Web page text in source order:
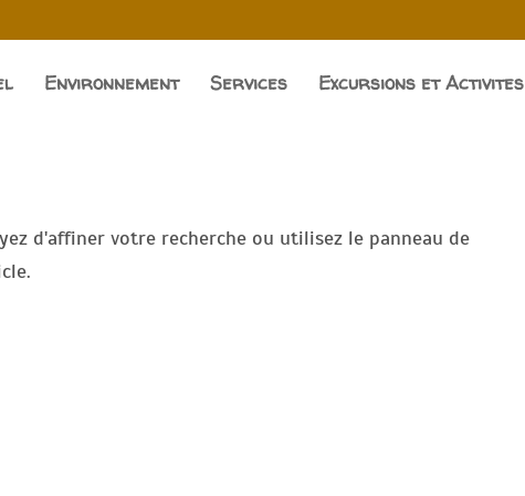
Environnement Services Excursions et Activites
d'affiner votre recherche ou utilisez le panneau de